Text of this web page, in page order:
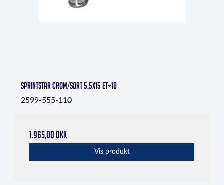
Sprintstar crom/sort 5,5x15 ET+10
2599-555-110
1.965,00 DKK
Vis produkt